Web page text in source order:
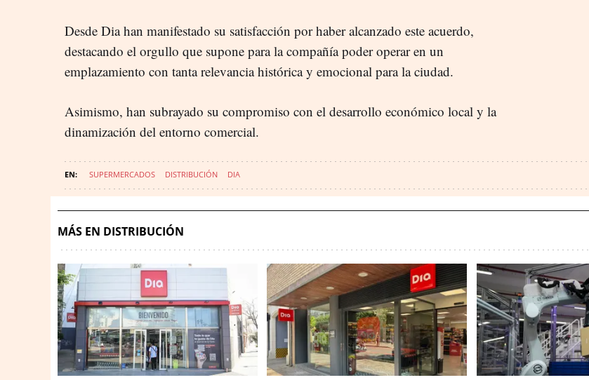
Desde Dia han manifestado su satisfacción por haber alcanzado este acuerdo,
destacando el orgullo que supone para la compañía poder operar en un
emplazamiento con tanta relevancia histórica y emocional para la ciudad.
Asimismo, han subrayado su compromiso con el desarrollo económico local y la
dinamización del entorno comercial.
SUPERMERCADOS DISTRIBUCIÓN DIA
MÁS EN DISTRIBUCIÓN